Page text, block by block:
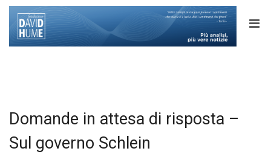
Domande in attesa di risposta –
Sul governo Schlein